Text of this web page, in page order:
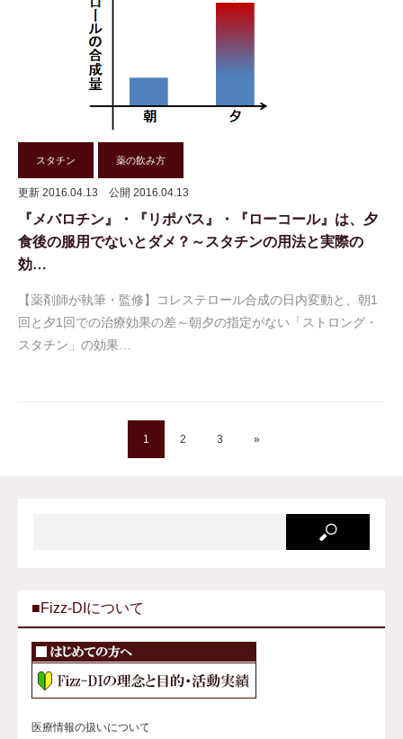
スタチン 薬の飲み方
更新 2016.04.13 公開 2016.04.13
『メバロチン』・『リポバス』・『ローコール』は、夕
食後の服用でないとダメ？～スタチンの用法と実際の
効…
【薬剤師が執筆・監修】コレステロール合成の日内変動と、朝1
回と夕1回での治療効果の差～朝夕の指定がない「ストロング・
スタチン」の効果…
1 2 3 »
■Fizz-DIについて
医療情報の扱いについて